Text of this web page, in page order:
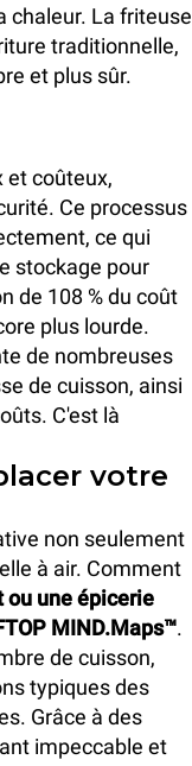
chaleur. La friteuse
traditionnelle,
et plus sûr.
et coûteux,
Ce processus
ce qui
stockage pour
de 108 % du coût
plus lourde.
de nombreuses
de cuisson, ainsi
C'est là
votre
non seulement
à air. Comment
ou une épicerie
MIND.Maps™.
de cuisson,
typiques des
Grâce à des
impeccable et